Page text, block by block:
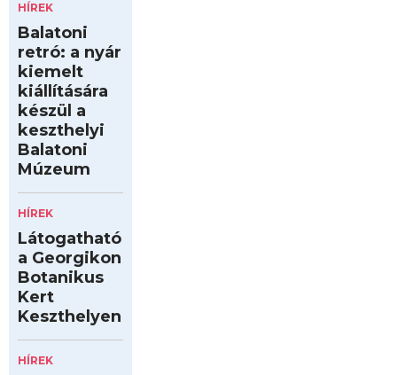
HÍREK
Balatoni
retró: a nyár
kiemelt
kiállítására
készül a
keszthelyi
Balatoni
Múzeum
HÍREK
Látogatható
a Georgikon
Botanikus
Kert
Keszthelyen
HÍREK